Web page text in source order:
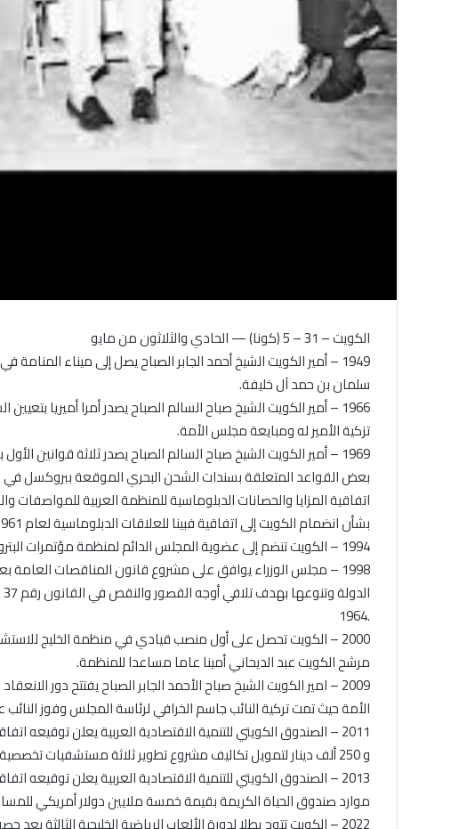
الكويت – 31 – 5 (كونا) — الحادي والثلاثون من مايو
1949 – أمير الكويت الشيخ أحمد الجابر الصباح يصل إلى ميناء
سلمان بن حمد آل خليفة.
1966 – أمير الكويت الشيخ صباح السالم الصباح يصدر أمرا أميريا
تزكية الأمير له ومبايعة مجلس الأمة.
1969 – أمير الكويت الشيخ صباح السالم الصباح يصدر ثلاثة قوانين
اتفاقية المزايا والحصانات الدبلوماسية للمنظمة العربية للمواصفات
بشأن انضمام الكويت إلى اتفاقية فبينا للعلاقات الدبلوماسية لعام 1961.
1994 – الكويت تنضم إلى عضوية المجلس الدائم لمنظمة مؤتمرات البترول العالمية.
1998 – مجلس الوزراء يوافق على مشروع قانون المناقصات العامة
الدولة وتنوعها بهدف تلافي أوجه القصور والنقص في القانون رقم 37 لسنة
.1964
مرشح الكويت عبد الديحاني أمينا عاما مساعدا للمنظمة.
الأمة حيث تمت تركية النائب جاسم الخرافي لرئاسة المجلس وفوز
2011 – الصندوق الكويتي للتنمية الاقتصادية العربية يعلن
و 250 ألف دينار لتمويل تكاليف مشروع تطوير ثلاثة مستشفيات تخصصية في العاصمة فريتاون.
2013 – الصندوق الكويتي للتنمية الاقتصادية العربية يعلن
موارد صندوق الحياة الكريمة بقيمة خمسة ملايين دولار أمريكي